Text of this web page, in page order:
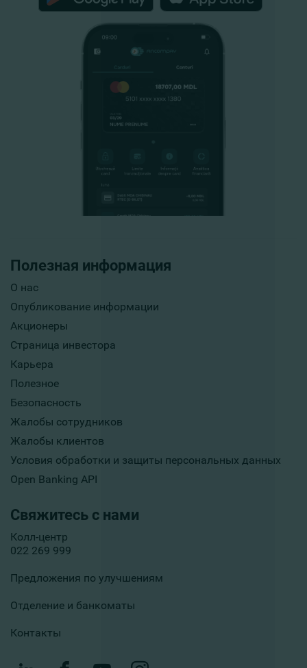
Полезная информация
О нас
Опубликование информации
Акционеры
Страница инвестора
Карьера
Полезное
Безопасность
Жалобы сотрудников
Жалобы клиентов
Условия обработки и защиты персональных данных
Open Banking API
Свяжитесь с нами
Колл-центр
022 269 999
Предложения по улучшениям
Отделение и банкоматы
Контакты